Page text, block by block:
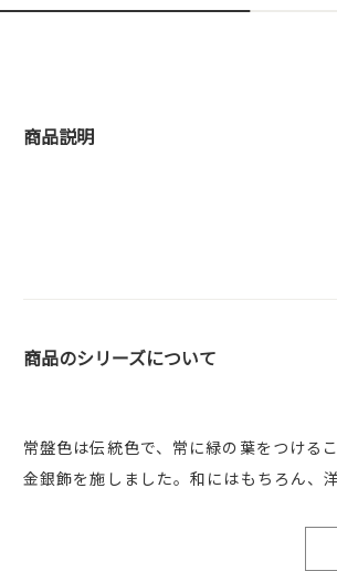
商品説明
商品のシリーズについて
常盤色は伝統色で、常に緑の葉をつける
金銀飾を施しました。和にはもちろん、